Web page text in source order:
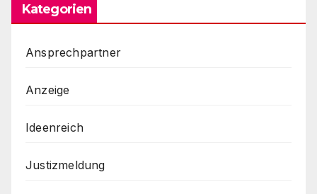
Kategorien
Ansprechpartner
Anzeige
Ideenreich
Justizmeldung